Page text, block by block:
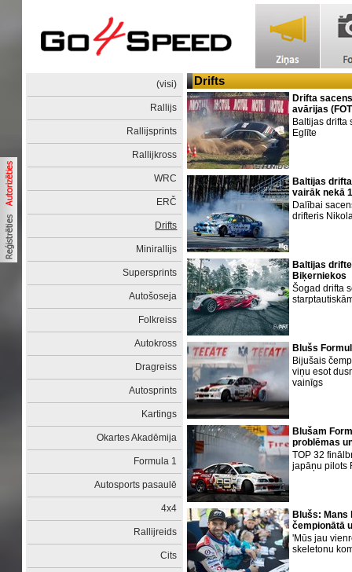
(visi)
Rallijs
Rallijsprints
Rallijkross
WRC
ERČ
Drifts
Minirallijs
Supersprints
Autošoseja
Folkreiss
Autokross
Dragreiss
Autosprints
Kartings
Okartes Akadēmija
Formula 1
Autosports pasaulē
4x4
Rallijreids
Cits
Drifts
Drifta
avārijas
Baltijas drifta
Eglīte
Baltijas
vairāk nekā
Dalībai
drifteris
Baltijas
Biķerniekos
Šogad drifta
Blušs
Bijušais
viņu esot
vainīgs
Blušam
problēmas
TOP 32
japāņu pilots
Blušs: Mans
čempionātā
'Mūs jau
skeletonu